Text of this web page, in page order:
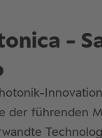
-
der führenden